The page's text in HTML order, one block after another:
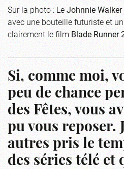
Sur la photo : LeJohnnie
avec une bouteille futuriste et
clairement le filmBlade Runner
Si, comme moi,
peu de chance
des Fêtes, vous
pu vous reposer.
autres pris le
des séries télé et